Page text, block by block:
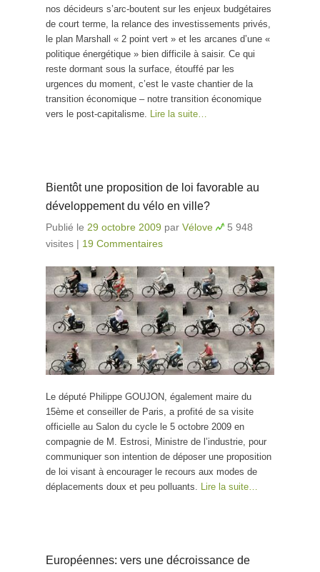
nos décideurs s’arc-boutent sur les enjeux budgétaires
de court terme, la relance des investissements privés,
le plan Marshall « 2 point vert » et les arcanes d’une «
politique énergétique » bien difficile à saisir. Ce qui
reste dormant sous la surface, étouffé par les
urgences du moment, c’est le vaste chantier de la
transition économique – notre transition économique
vers le post-capitalisme.
Lire la suite…
Bientôt une proposition de loi favorable au
développement du vélo en ville?
Publié le 29 octobre 2009 par Vélove
5 948
visites | 19 Commentaires
Le député Philippe GOUJON, également maire du
15ème et conseiller de Paris, a profité de sa visite
officielle au Salon du cycle le 5 octobre 2009 en
compagnie de M. Estrosi, Ministre de l’industrie, pour
communiquer son intention de déposer une proposition
de loi visant à encourager le recours aux modes de
déplacements doux et peu polluants. Lire la suite…
Européennes: vers une décroissance de